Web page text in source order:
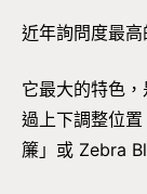
近年詢問度最
它最大的特色
過上下調整位
簾」或 Zebra